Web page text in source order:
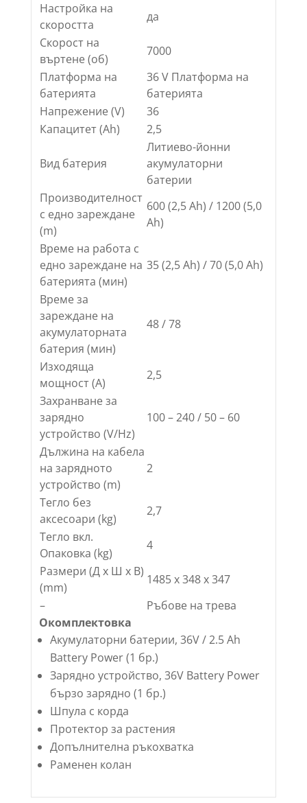
Настройка на
скоростта
да
Скорост на
въртене (об)
7000
Платформа на
батерията
36 V Платформа на
батерията
Напрежение (V)
36
Капацитет (Ah)
2,5
Вид батерия
Литиево-йонни
акумулаторни
батерии
Производителност
с едно зареждане
(m)
600 (2,5 Ah) / 1200 (5,0
Ah)
Време на работа с
едно зареждане на
батерията (мин)
35 (2,5 Ah) / 70 (5,0 Ah)
Време за
зареждане на
акумулаторната
батерия (мин)
48 / 78
Изходяща
мощност (A)
2,5
Захранване за
зарядно
устройство (V/Hz)
100 – 240 / 50 – 60
Дължина на кабела
на зарядното
устройство (m)
2
Тегло без
аксесоари (kg)
2,7
Тегло вкл.
Опаковка (kg)
4
Размери (Д х Ш х В)
(mm)
1485 x 348 x 347
–
Ръбове на трева
Окомплектовка
Акумулаторни батерии, 36V / 2.5 Ah
Battery Power (1 бр.)
Зарядно устройство, 36V Battery Power
бързо зарядно (1 бр.)
Шпула с корда
Протектор за растения
Допълнителна ръкохватка
Раменен колан